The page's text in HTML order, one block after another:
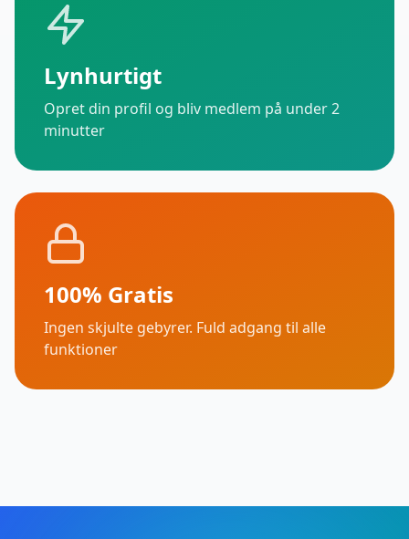
Lynhurtigt
Opret din profil og bliv medlem på under 2
minutter
100% Gratis
Ingen skjulte gebyrer. Fuld adgang til alle
funktioner